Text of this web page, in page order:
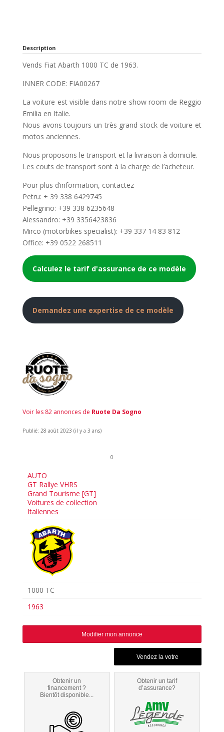
Description
Vends Fiat Abarth 1000 TC de 1963.
INNER CODE: FIA00267
La voiture est visible dans notre show room de Reggio
Emilia en Italie.
Nous avons toujours un très grand stock de voiture et
motos anciennes.
Nous proposons le transport et la livraison à domicile.
Les couts de transport sont à la charge de l’acheteur.
Pour plus d’information, contactez
Petru: + 39 338 6429745
Pellegrino: +39 338 6235648
Alessandro: +39 3356423836
Mirco (motorbikes specialist): +39 337 14 83 812
Office: +39 0522 268511
Calculez le tarif d'assurance de ce modèle
Demandez une expertise de ce modèle
Voir les 82 annonces de Ruote Da Sogno
Publié: 28 août 2023 (il y a 3 ans)
0
AUTO
GT Rallye VHRS
Grand Tourisme [GT]
Voitures de collection
Italiennes
1000 TC
1963
Modifier mon annonce
Obtenir un
financement ?
Bientôt disponible...
Obtenir un tarif
d’assurance?